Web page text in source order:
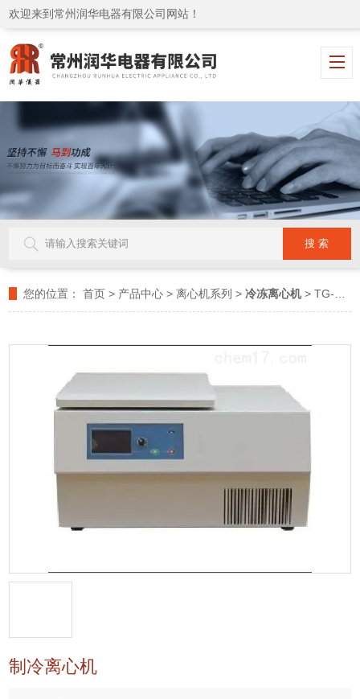
欢迎来到常州润华电器有限公司网站！
您的位置： 首页 > 产品中心 >离心机系列 >冷冻离心机> TG-16A制冷离心机
制冷离心机